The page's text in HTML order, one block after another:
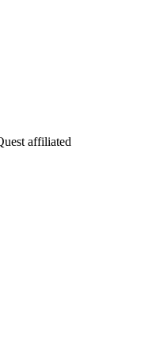
affiliated